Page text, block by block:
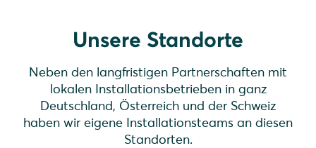
Unsere Standorte
Neben den langfristigen Partnerschaften mit
lokalen Installationsbetrieben in ganz
Deutschland, Österreich und der Schweiz
haben wir eigene Installationsteams an diesen
Standorten.